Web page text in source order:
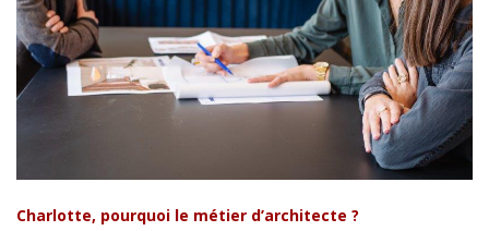
Charlotte, pourquoi le métier d’architecte ?